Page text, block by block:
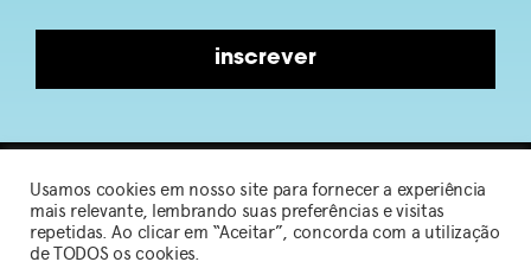
inscrever
2026 © Sou de Algodão
Usamos cookies em nosso site para fornecer a experiência
mais relevante, lembrando suas preferências e visitas
repetidas. Ao clicar em “Aceitar”, concorda com a utilização
de TODOS os cookies.